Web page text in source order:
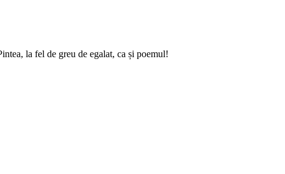
la fel de greu de egalat, ca și poemul!